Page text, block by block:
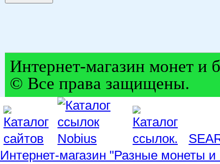
Интернет-магазин монет и
© Все права защищены.
Интернет-магазин "Разные монеты и